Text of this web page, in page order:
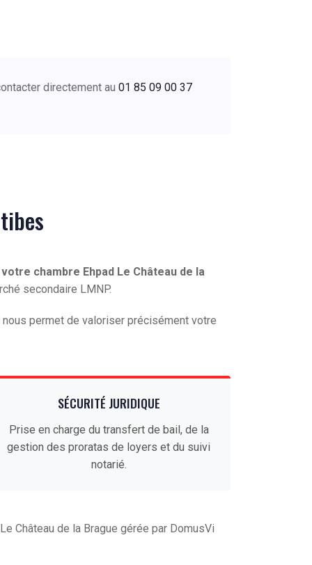
directement au 01 85 09 00 37
chambre Ehpad Le Château de la
secondaire LMNP.
nous permet de valoriser précisément votre
SÉCURITÉ JURIDIQUE
Prise en charge du transfert de bail, de la
gestion des proratas de loyers et du suivi
notarié.
Château de la Brague gérée par DomusVi